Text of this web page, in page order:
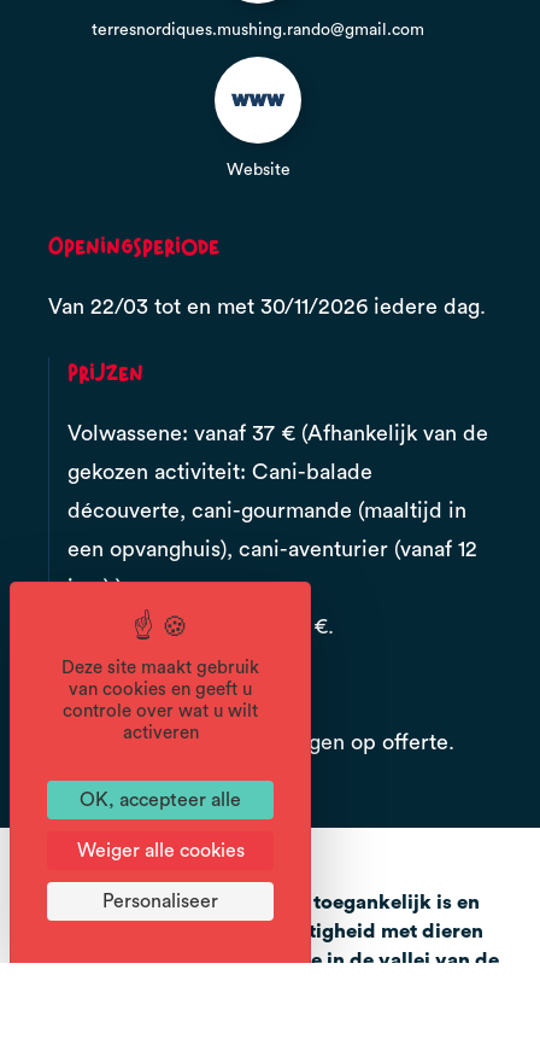
terresnordiques.mushing.rando@gmail.com
Website
Openingsperiode
Van 22/03 tot en met 30/11/2026 iedere dag.
Prijzen
Volwassene: vanaf 37 € (Afhankelijk van de
gekozen activiteit: Cani-balade
découverte, cani-gourmande (maaltijd in
een opvanghuis), cani-aventurier (vanaf 12
jaar).)
Kind (5-12 jaar): vanaf 32 €.
Specifieke groepsaanvragen op offerte.
Een activiteit die voor iedereen toegankelijk is en
natuur, zachtheid en medeplichtigheid met dieren
combineert! Ontdek cani-balade in de vallei van de
Deze site maakt gebruik
van cookies en geeft u
controle over wat u wilt
activeren
OK, accepteer alle
Weiger alle cookies
Personaliseer